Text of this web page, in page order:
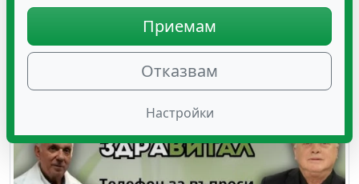
Миглите: Кои са водещите причини за
падането на миглите?
Приемам
Отказвам
Настройки